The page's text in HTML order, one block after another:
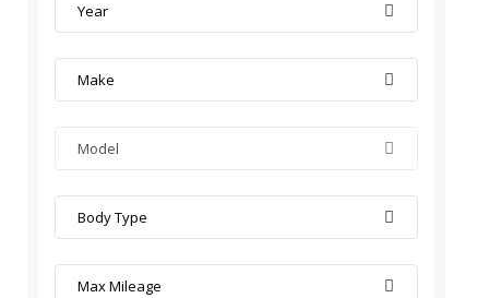
Year
Make
Model
Body Type
Max Mileage